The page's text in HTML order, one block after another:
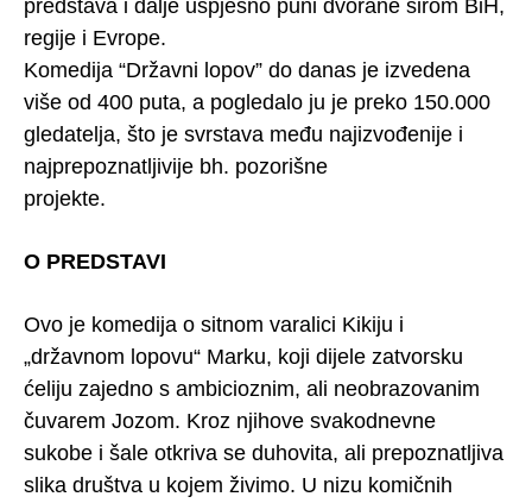
predstava i dalje uspješno puni dvorane širom BiH,
regije i Evrope.
Komedija “Državni lopov” do danas je izvedena
više od 400 puta, a pogledalo ju je preko 150.000
gledatelja, što je svrstava među najizvođenije i
najprepoznatljivije bh. pozorišne
projekte.
O PREDSTAVI
Ovo je komedija o sitnom varalici Kikiju i
„državnom lopovu“ Marku, koji dijele zatvorsku
ćeliju zajedno s ambicioznim, ali neobrazovanim
čuvarem Jozom. Kroz njihove svakodnevne
sukobe i šale otkriva se duhovita, ali prepoznatljiva
slika društva u kojem živimo. U nizu komičnih